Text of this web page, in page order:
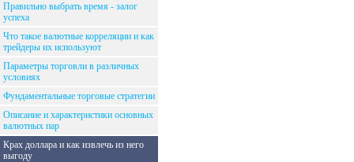
Правильно выбрать время - залог
успеха
Что такое валютные корреляции и как
трейдеры их используют
Параметры торговли в различных
условиях
Фундаментальные торговые стратегии
Описание и характеристики основных
валютных пар
Крах доллара и как извлечь из него
выгоду